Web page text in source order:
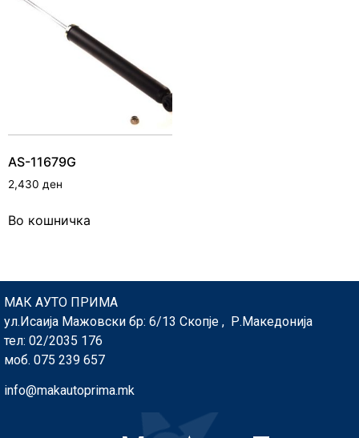
AS-11679G
2,430 ден
Во кошничка
МАК АУТО ПРИМА
ул.Исаија Мажовски бр: 6/13 Скопје , Р.Македонија
тел: 02/2035 176
моб. 075 239 657
info@makautoprima.mk